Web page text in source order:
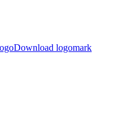
Download logomark